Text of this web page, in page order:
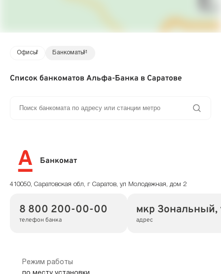
Офисы2 Банкоматы51
Список банкоматов Альфа-Банка в Саратове
Банкомат
410050, Саратовская обл, г Саратов, ул Молодежная, дом 2
8 800 200-00-00
телефон банка
мкр
адрес
Режим работы